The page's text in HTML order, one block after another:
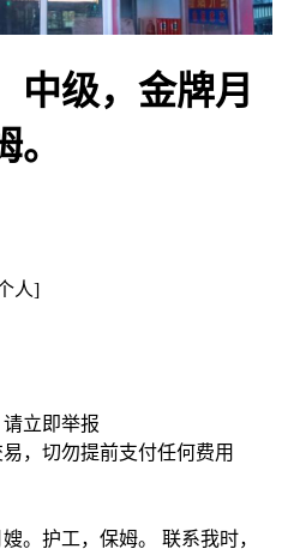
中级，金牌月
人]
立即举报
，切勿提前支付任何费用
。护工，保姆。 联系我时，